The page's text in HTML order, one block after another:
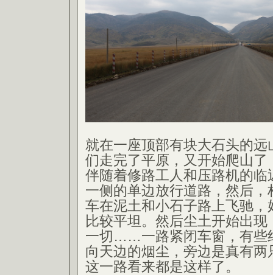
就在一座顶部有块大石头的
们走完了平原，又开始爬山了
伴随着修路工人和压路机的临
一侧的单边放行道路，然后
车在泥土和小石子路上飞驰，
比较平坦。然后尘土开始出
一切……一路紧闭车窗，有些
向天边的烟尘，旁边是真有
这一路看来都是这样了。